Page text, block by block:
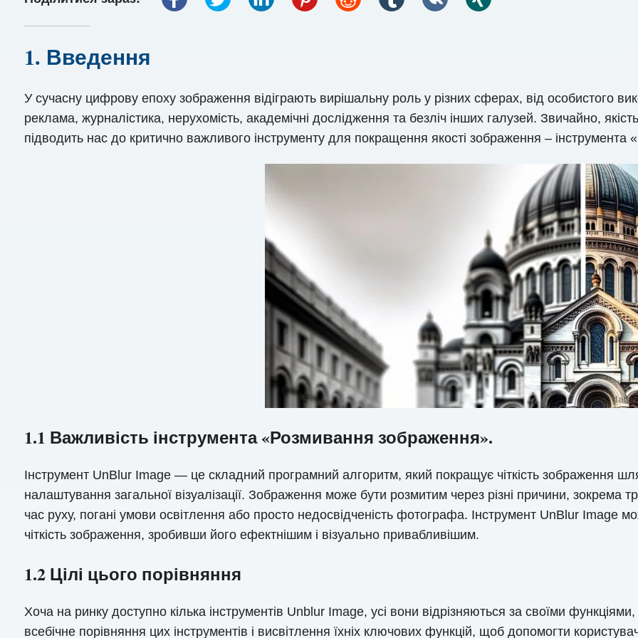
1. Введення
У сучасну цифрову епоху зображення відіграють вирішальну роль у різних сферах, від особистого
реклама, журналістика, нерухомість, академічні дослідження та безліч інших галузей. Звичайно,
підводить нас до критично важливого інструменту для покращення якості зображення – інструмента
1.1 Важливість інструмента «Розмивання зображення».
Інструмент UnBlur Image — це складний програмний алгоритм, який покращує чіткість зображення
налаштування загальної візуалізації. Зображення може бути розмитим через різні причини, зокрема
час руху, погані умови освітлення або просто недосвідченість фотографа. Інструмент UnBlur Image
чіткість зображення, зробивши його ефектнішим і візуально привабливішим.
1.2 Цілі цього порівняння
Хоча на ринку доступно кілька інструментів Unblur Image, усі вони відрізняються за своїми
всебічне порівняння цих інструментів і висвітлення їхніх ключових функцій, щоб допомогти